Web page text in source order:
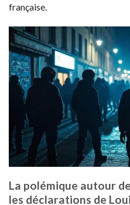
française.
La polémique autour
les déclarations de